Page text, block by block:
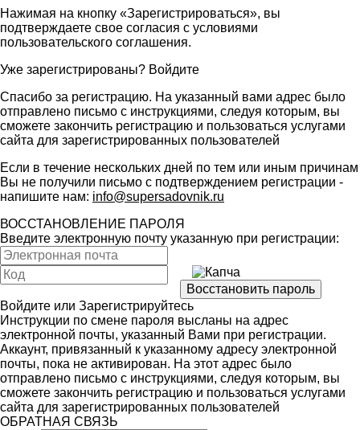
Нажимая на кнопку «Зарегистрироваться», вы
подтверждаете свое согласия с условиями
пользовательского соглашения.
Уже зарегистрированы? Войдите
Спасибо за регистрацию. На указанный вами адрес было
отправлено письмо с инструкциями, следуя которым, вы
сможете закончить регистрацию и пользоваться услугами
сайта для зарегистрированных пользователей
Если в течение нескольких дней по тем или иным причинам
Вы не получили письмо с подтверждением регистрации -
напишите нам: info@supersadovnik.ru
ВОССТАНОВЛЕНИЕ ПАРОЛЯ
Введите электронную почту указанную при регистрации:
Войдите или Зарегистрируйтесь
Инструкции по смене пароля высланы на адрес
электронной почты, указанный Вами при регистрации.
Аккаунт, привязанный к указанному адресу электронной
почты, пока не активирован. На этот адрес было
отправлено письмо с инструкциями, следуя которым, вы
сможете закончить регистрацию и пользоваться услугами
сайта для зарегистрированных пользователей
ОБРАТНАЯ СВЯЗЬ